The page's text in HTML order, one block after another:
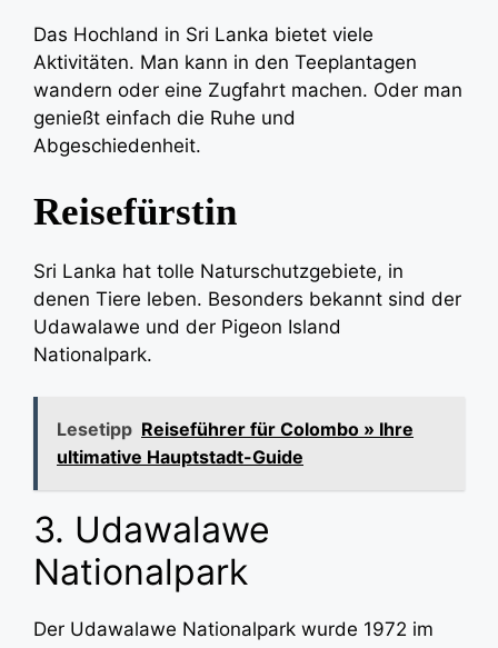
Das Hochland in Sri Lanka bietet viele
Aktivitäten. Man kann in den Teeplantagen
wandern oder eine Zugfahrt machen. Oder man
genießt einfach die Ruhe und
Abgeschiedenheit.
Reisefürstin
Sri Lanka hat tolle Naturschutzgebiete, in
denen Tiere leben. Besonders bekannt sind der
Udawalawe und der Pigeon Island
Nationalpark.
Lesetipp Reiseführer für Colombo » Ihre
ultimative Hauptstadt-Guide
3. Udawalawe
Nationalpark
Der Udawalawe Nationalpark wurde 1972 im